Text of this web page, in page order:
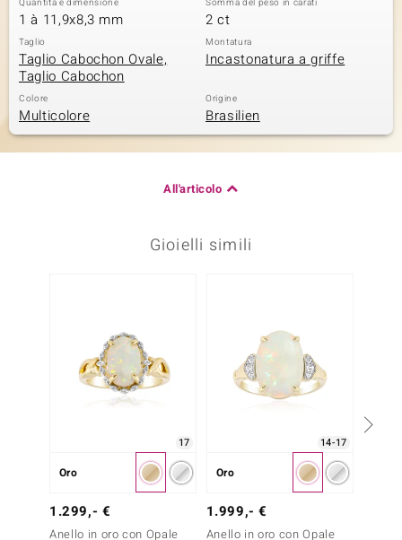
Quantità e dimensione
1 à 11,9x8,3 mm
Somma del peso in carati
2 ct
Taglio
Taglio Cabochon Ovale,
Taglio Cabochon
Montatura
Incastonatura a griffe
Colore
Multicolore
Origine
Brasilien
All'articolo
Gioielli simili
17
Oro
1.299,- €
Anello in oro con Opale
14-17
Oro
1.999,- €
Anello in oro con Opale